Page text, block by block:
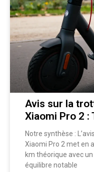
Avis sur la
Xiaomi Pro 2
Notre synthèse :
Xiaomi Pro 2 met en
km théorique avec
équilibre notable